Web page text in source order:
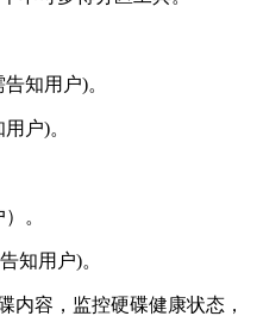
知用户)。
户)。
。
知用户)。
内容，监控硬碟健康状态，